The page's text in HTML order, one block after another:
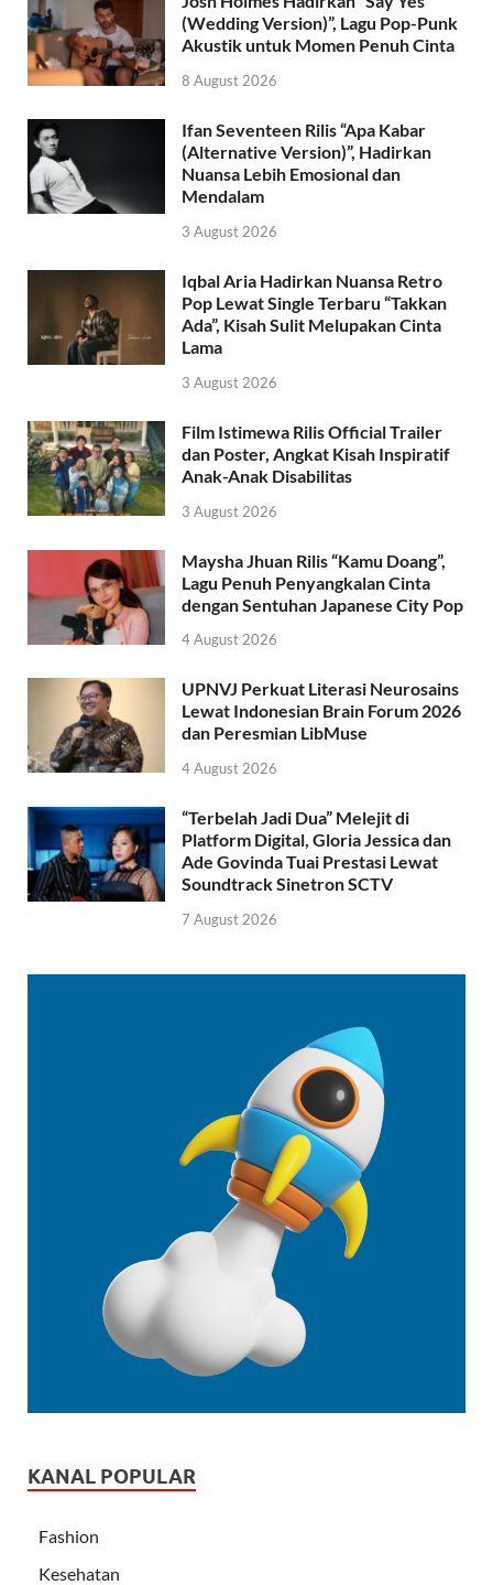
(Wedding Version)”, Lagu Pop-Punk
Akustik untuk Momen Penuh Cinta
8 August 2026
Ifan Seventeen Rilis “Apa Kabar
(Alternative Version)”, Hadirkan
Nuansa Lebih Emosional dan
Mendalam
3 August 2026
Iqbal Aria Hadirkan Nuansa Retro
Pop Lewat Single Terbaru “Takkan
Ada”, Kisah Sulit Melupakan Cinta
Lama
3 August 2026
Film Istimewa Rilis Official Trailer
dan Poster, Angkat Kisah Inspiratif
Anak-Anak Disabilitas
3 August 2026
Maysha Jhuan Rilis “Kamu Doang”,
Lagu Penuh Penyangkalan Cinta
dengan Sentuhan Japanese City Pop
4 August 2026
UPNVJ Perkuat Literasi Neurosains
Lewat Indonesian Brain Forum 2026
dan Peresmian LibMuse
4 August 2026
“Terbelah Jadi Dua” Melejit di
Platform Digital, Gloria Jessica dan
Ade Govinda Tuai Prestasi Lewat
Soundtrack Sinetron SCTV
7 August 2026
KANAL POPULAR
Fashion
Kesehatan